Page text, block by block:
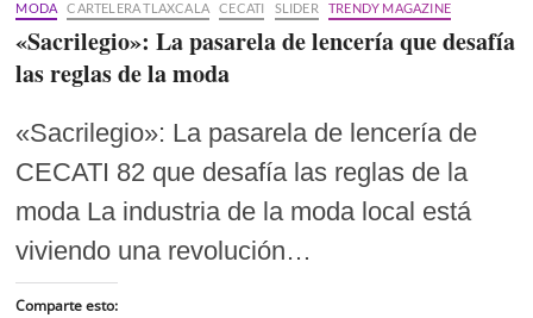
MODA CARTELERA TLAXCALA CECATI SLIDER TRENDY MAGAZINE
«Sacrilegio»: La pasarela de lencería que desafía
las reglas de la moda
«Sacrilegio»: La pasarela de lencería de
CECATI 82 que desafía las reglas de la
moda La industria de la moda local está
viviendo una revolución…
Comparte esto: